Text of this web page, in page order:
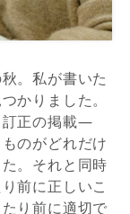
。私が書いた
かりました。
訂正の掲載―
のがどれだけ
。それと同時
前に正しいこ
り前に適切で